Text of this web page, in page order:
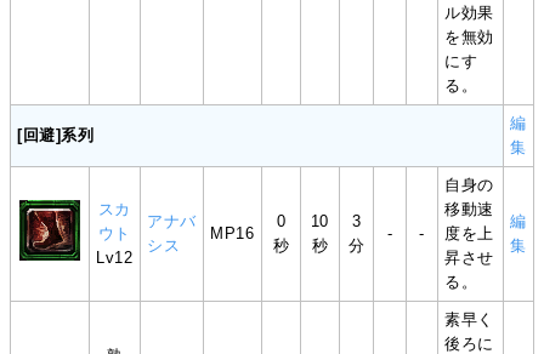
ル効果
を無効
にす
る。
[回避]系列
編
集
スカ
ウト
Lv12
アナバ
シス
MP16
0
秒
10
秒
3
分
- -
自身の
移動速
度を上
昇させ
る。
編
集
素早く
後ろに